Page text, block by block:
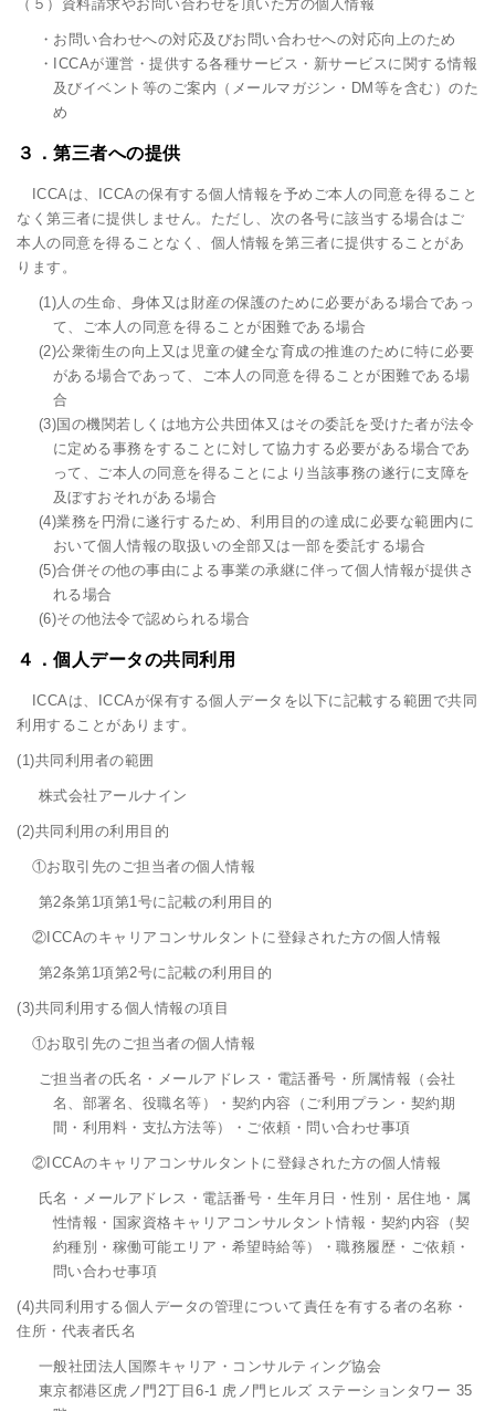
（５）資料請求やお問い合わせを頂いた方の個人情報
・お問い合わせへの対応及びお問い合わせへの対応向上のため
・ICCAが運営・提供する各種サービス・新サービスに関する情報
及びイベント等のご案内（メールマガジン・DM等を含む）のた
め
３．第三者への提供
ICCAは、ICCAの保有する個人情報を予めご本人の同意を得ること
なく第三者に提供しません。ただし、次の各号に該当する場合はご
本人の同意を得ることなく、個人情報を第三者に提供することがあ
ります。
(1)人の生命、身体又は財産の保護のために必要がある場合であっ
て、ご本人の同意を得ることが困難である場合
(2)公衆衛生の向上又は児童の健全な育成の推進のために特に必要
がある場合であって、ご本人の同意を得ることが困難である場
合
(3)国の機関若しくは地方公共団体又はその委託を受けた者が法令
に定める事務をすることに対して協力する必要がある場合であ
って、ご本人の同意を得ることにより当該事務の遂行に支障を
及ぼすおそれがある場合
(4)業務を円滑に遂行するため、利用目的の達成に必要な範囲内に
おいて個人情報の取扱いの全部又は一部を委託する場合
(5)合併その他の事由による事業の承継に伴って個人情報が提供さ
れる場合
(6)その他法令で認められる場合
４．個人データの共同利用
ICCAは、ICCAが保有する個人データを以下に記載する範囲で共同
利用することがあります。
(1)共同利用者の範囲
株式会社アールナイン
(2)共同利用の利用目的
①お取引先のご担当者の個人情報
第2条第1項第1号に記載の利用目的
②ICCAのキャリアコンサルタントに登録された方の個人情報
第2条第1項第2号に記載の利用目的
(3)共同利用する個人情報の項目
①お取引先のご担当者の個人情報
ご担当者の氏名・メールアドレス・電話番号・所属情報（会社
名、部署名、役職名等）・契約内容（ご利用プラン・契約期
間・利用料・支払方法等）・ご依頼・問い合わせ事項
②ICCAのキャリアコンサルタントに登録された方の個人情報
氏名・メールアドレス・電話番号・生年月日・性別・居住地・属
性情報・国家資格キャリアコンサルタント情報・契約内容（契
約種別・稼働可能エリア・希望時給等）・職務履歴・ご依頼・
問い合わせ事項
(4)共同利用する個人データの管理について責任を有する者の名称・
住所・代表者氏名
一般社団法人国際キャリア・コンサルティング協会
東京都港区虎ノ門2丁目6-1 虎ノ門ヒルズ ステーションタワー 35